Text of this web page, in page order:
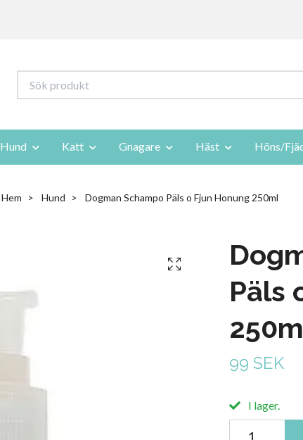
Hund Katt Gnagare Häst Höns/
Hem Hund Dogman Schampo Päls o Fjun Honung 250ml
Päls
99 SEK
I lager.